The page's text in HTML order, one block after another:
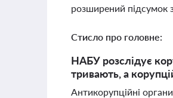
розширений підсумок
Стисло про головне:
НАБУ розслідує
тривають, а
Антикорупційні